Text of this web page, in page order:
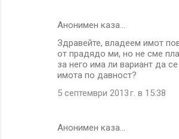
Анонимен каза…
Здравейте, владеем имот
от прадядо ми, но не сме
за него има ли вариант да
имота по давност?
5 септември 2013 г. в 15:38
Анонимен каза…